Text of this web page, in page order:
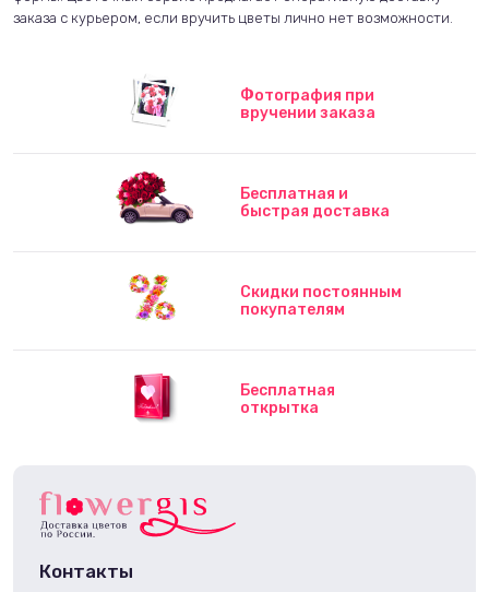
заказа с курьером, если вручить цветы лично нет возможности.
Фотография при
вручении заказа
Бесплатная и
быстрая доставка
Скидки постоянным
покупателям
Бесплатная
открытка
Контакты